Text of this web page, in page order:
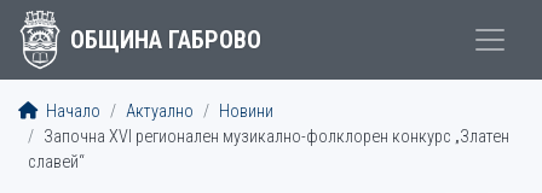
ОБЩИНА ГАБРОВО
Начало Актуално
Новини
Започна XVI регионален музикално-фолклорен конкурс „Златен
славей“